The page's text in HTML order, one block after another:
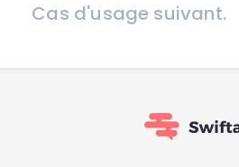
Cas d'usage suivant.